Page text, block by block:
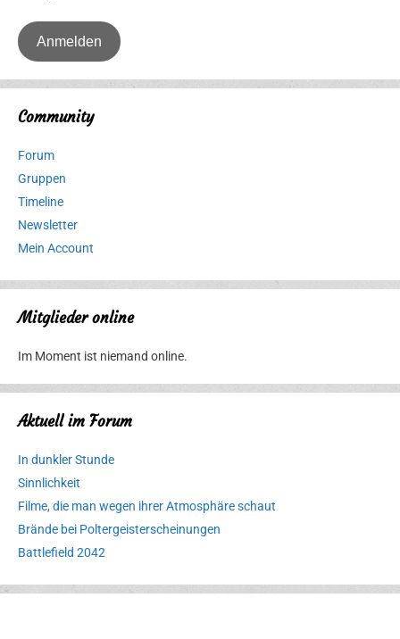
Community
Forum
Gruppen
Timeline
Newsletter
Mein Account
Mitglieder online
Im Moment ist niemand online.
Aktuell im Forum
In dunkler Stunde
Sinnlichkeit
Filme, die man wegen ihrer Atmosphäre schaut
Brände bei Poltergeisterscheinungen
Battlefield 2042
Erlebnispark
Verbotene